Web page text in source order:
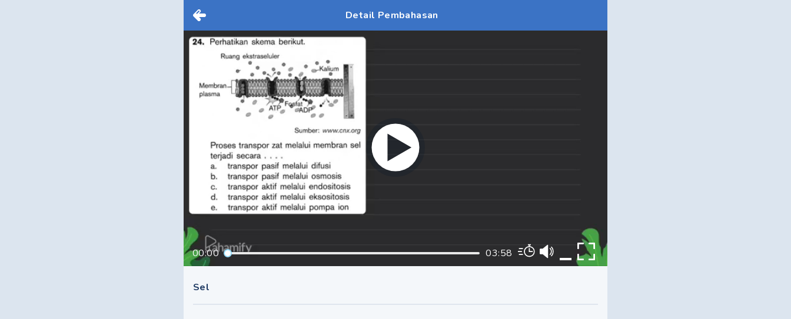
Detail Pembahasan
00:00 03:58
Sel